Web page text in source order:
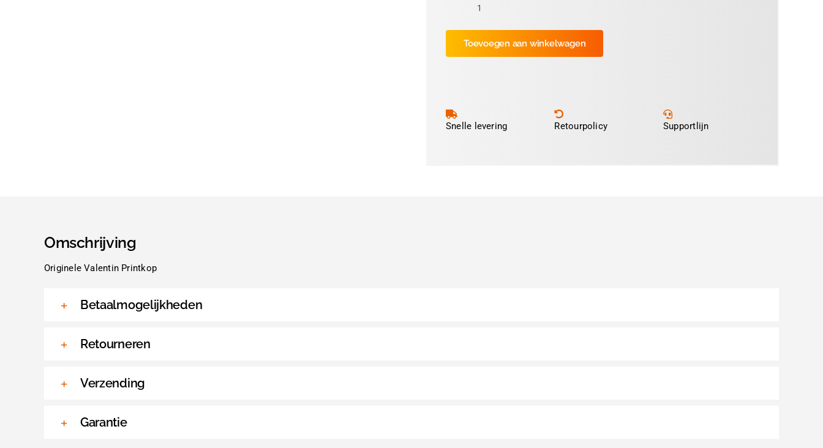
Valentin
Printkop
Vita104/8
200dpi
Toevoegen aan winkelwagen
Snelle levering Retourpolicy Supportlijn
Omschrijving
Originele Valentin Printkop
Betaalmogelijkheden
Retourneren
Verzending
Garantie